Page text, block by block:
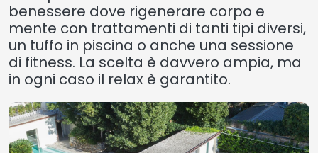
benessere dove rigenerare corpo e
mente con trattamenti di tanti tipi diversi,
un tuffo in piscina o anche una sessione
di fitness. La scelta è davvero ampia, ma
in ogni caso il relax è garantito.